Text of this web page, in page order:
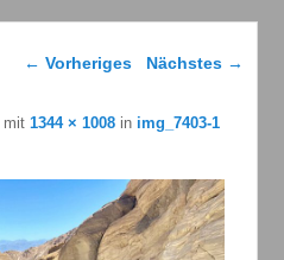
Bilder-Navigation
← Vorheriges Nächstes →
mit1344 × 1008 in img_7403-1